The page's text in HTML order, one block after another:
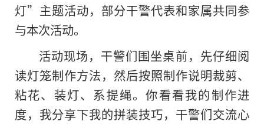
灯”主题活动，部分干警代表和家属共同参
与本次活动。
活动现场，干警们围坐桌前，先仔细阅
读灯笼制作方法，然后按照制作说明裁剪、
粘花、装灯、系提绳。你看看我的制作进
度，我分享下我的拼装技巧，干警们交流心